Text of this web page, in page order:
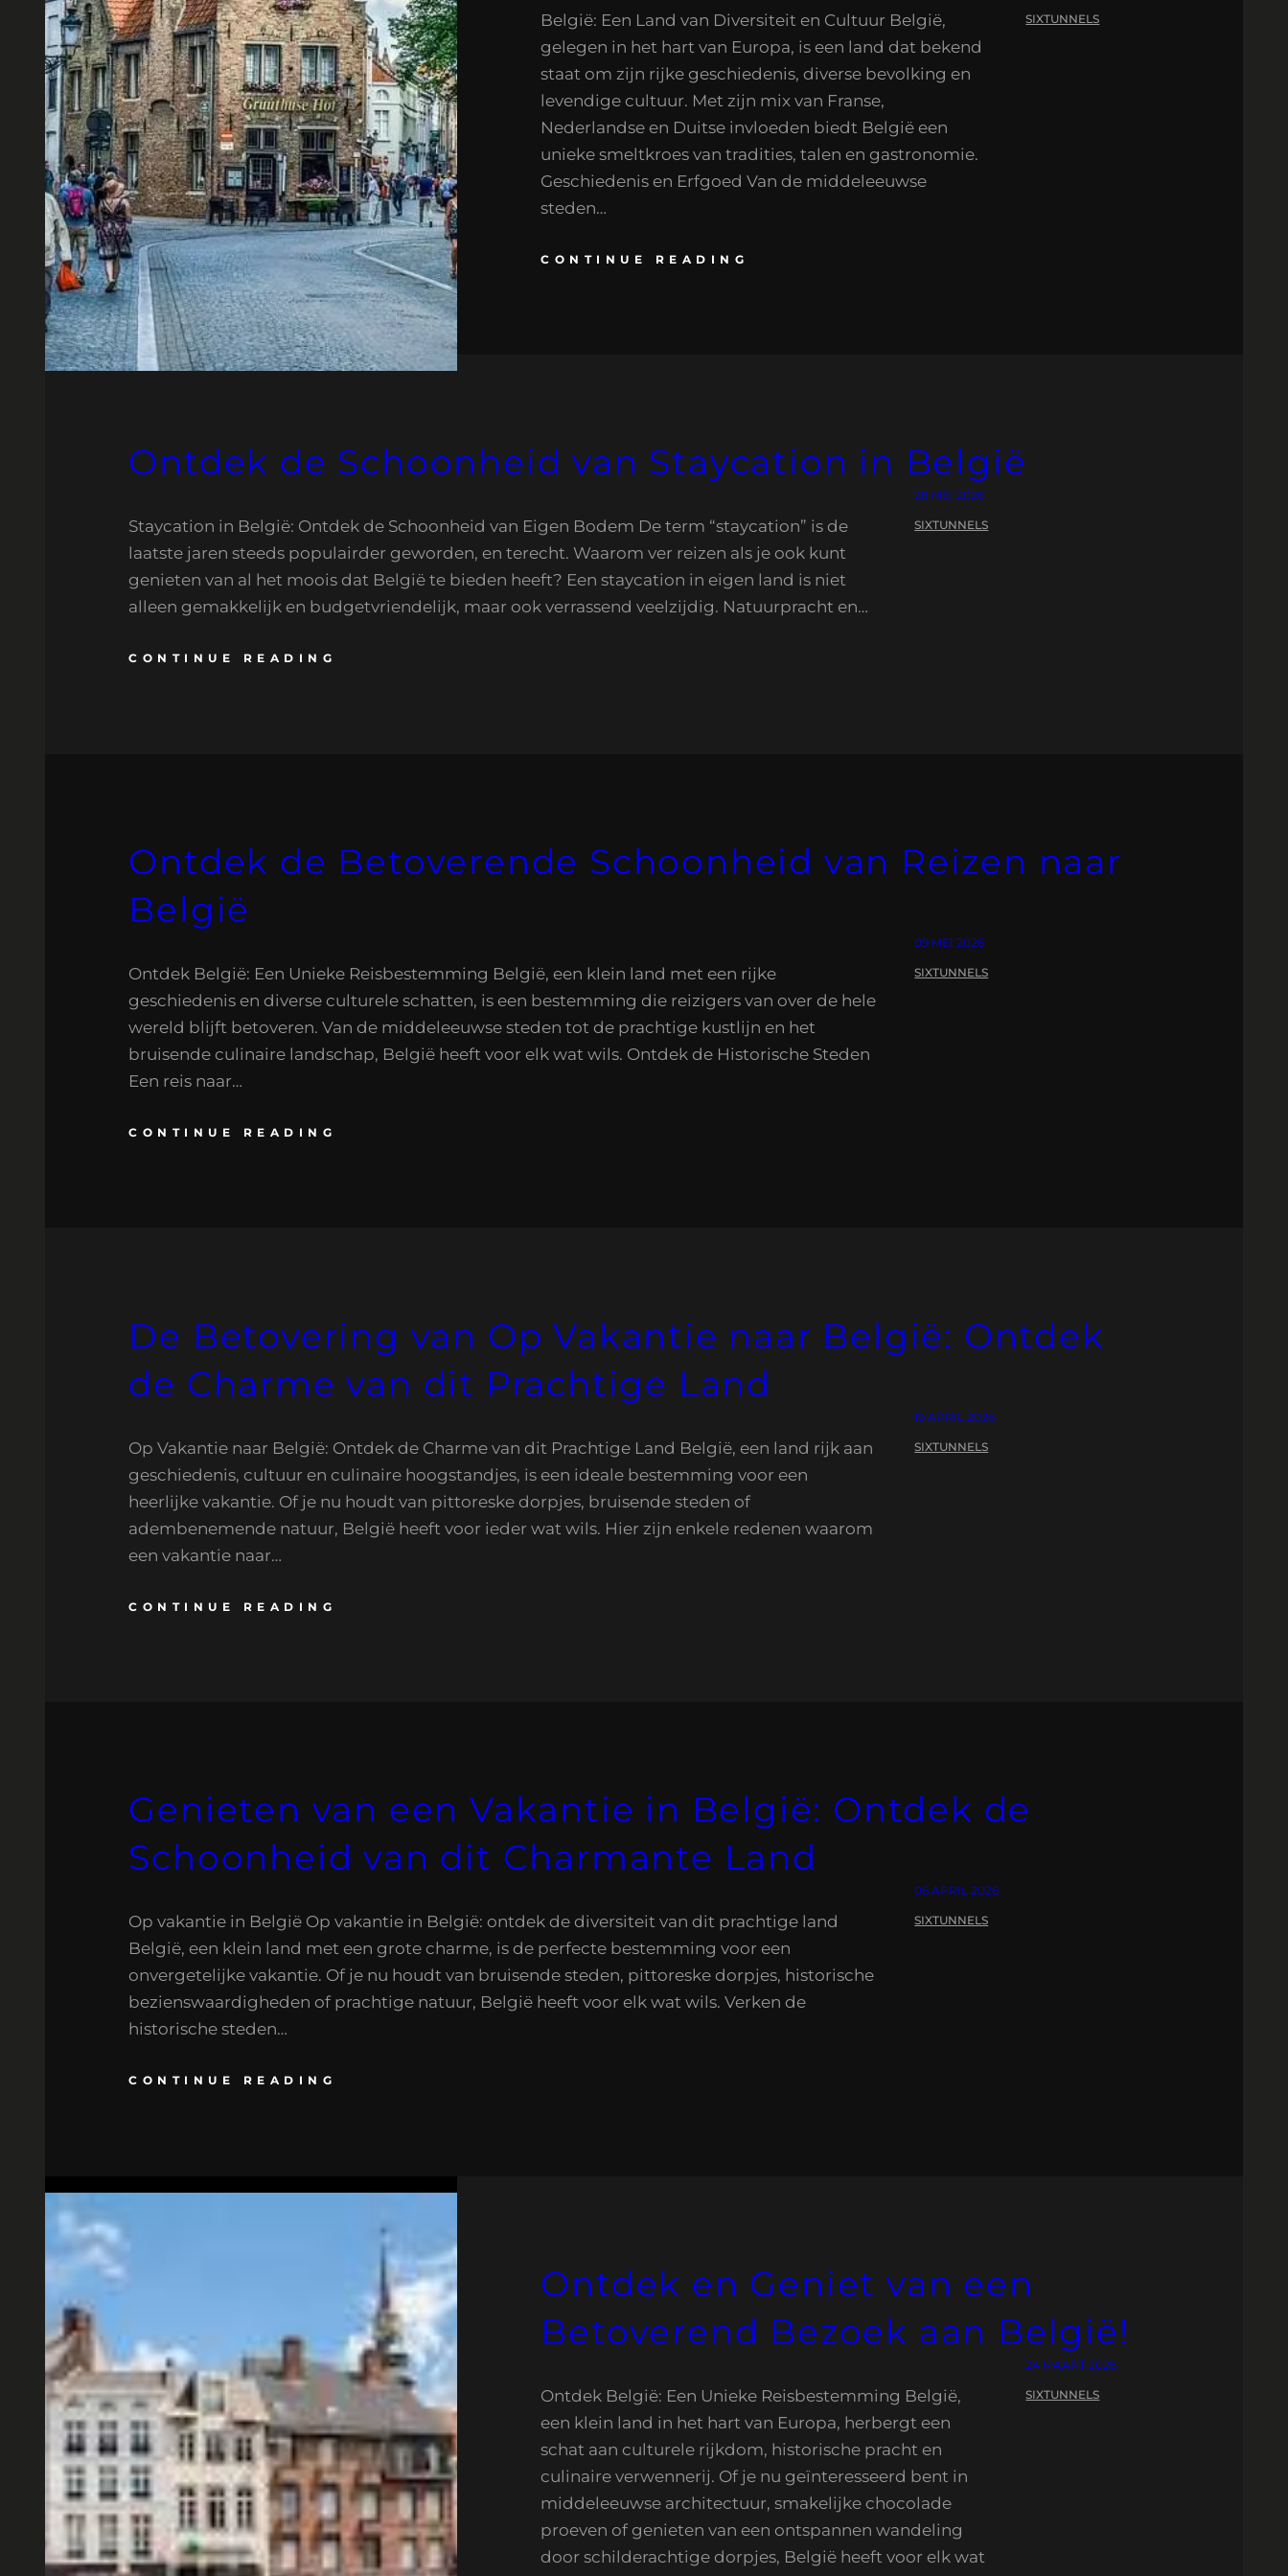
België: Een Land van Diversiteit en Cultuur België,
gelegen in het hart van Europa, is een land dat bekend
staat om zijn rijke geschiedenis, diverse bevolking en
levendige cultuur. Met zijn mix van Franse,
Nederlandse en Duitse invloeden biedt België een
unieke smeltkroes van tradities, talen en gastronomie.
Geschiedenis en Erfgoed Van de middeleeuwse
steden…
CONTINUE READING
SIXTUNNELS
Ontdek de Schoonheid van Staycation in België
Staycation in België: Ontdek de Schoonheid van Eigen Bodem De term “staycation” is de
laatste jaren steeds populairder geworden, en terecht. Waarom ver reizen als je ook kunt
genieten van al het moois dat België te bieden heeft? Een staycation in eigen land is niet
alleen gemakkelijk en budgetvriendelijk, maar ook verrassend veelzijdig. Natuurpracht en…
CONTINUE READING
28 MEI 2026
SIXTUNNELS
Ontdek de Betoverende Schoonheid van Reizen naar
België
Ontdek België: Een Unieke Reisbestemming België, een klein land met een rijke
geschiedenis en diverse culturele schatten, is een bestemming die reizigers van over de hele
wereld blijft betoveren. Van de middeleeuwse steden tot de prachtige kustlijn en het
bruisende culinaire landschap, België heeft voor elk wat wils. Ontdek de Historische Steden
Een reis naar…
CONTINUE READING
09 MEI 2026
SIXTUNNELS
De Betovering van Op Vakantie naar België: Ontdek
de Charme van dit Prachtige Land
Op Vakantie naar België: Ontdek de Charme van dit Prachtige Land België, een land rijk aan
geschiedenis, cultuur en culinaire hoogstandjes, is een ideale bestemming voor een
heerlijke vakantie. Of je nu houdt van pittoreske dorpjes, bruisende steden of
adembenemende natuur, België heeft voor ieder wat wils. Hier zijn enkele redenen waarom
een vakantie naar…
CONTINUE READING
19 APRIL 2026
SIXTUNNELS
Genieten van een Vakantie in België: Ontdek de
Schoonheid van dit Charmante Land
Op vakantie in België Op vakantie in België: ontdek de diversiteit van dit prachtige land
België, een klein land met een grote charme, is de perfecte bestemming voor een
onvergetelijke vakantie. Of je nu houdt van bruisende steden, pittoreske dorpjes, historische
bezienswaardigheden of prachtige natuur, België heeft voor elk wat wils. Verken de
historische steden…
CONTINUE READING
06 APRIL 2026
SIXTUNNELS
Ontdek en Geniet van een
Betoverend Bezoek aan België!
Ontdek België: Een Unieke Reisbestemming België,
een klein land in het hart van Europa, herbergt een
schat aan culturele rijkdom, historische pracht en
culinaire verwennerij. Of je nu geïnteresseerd bent in
middeleeuwse architectuur, smakelijke chocolade
proeven of genieten van een ontspannen wandeling
door schilderachtige dorpjes, België heeft voor elk wat
24 MAART 2026
SIXTUNNELS